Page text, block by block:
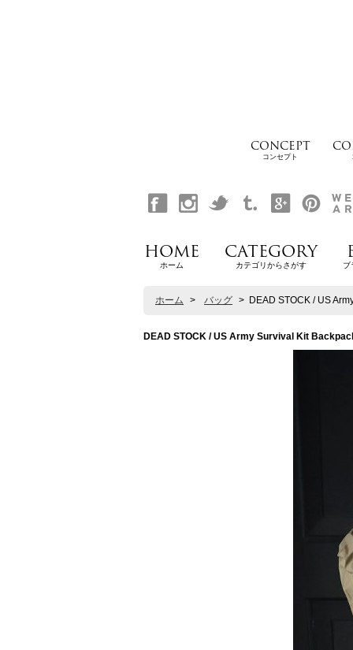
CONCEPT
コンセプト
HOME
ホーム
CATEGORY
カテゴリからさがす ブ
ホーム > バッグ > DEAD STOCK / US
DEAD STOCK / US Army Survival Kit